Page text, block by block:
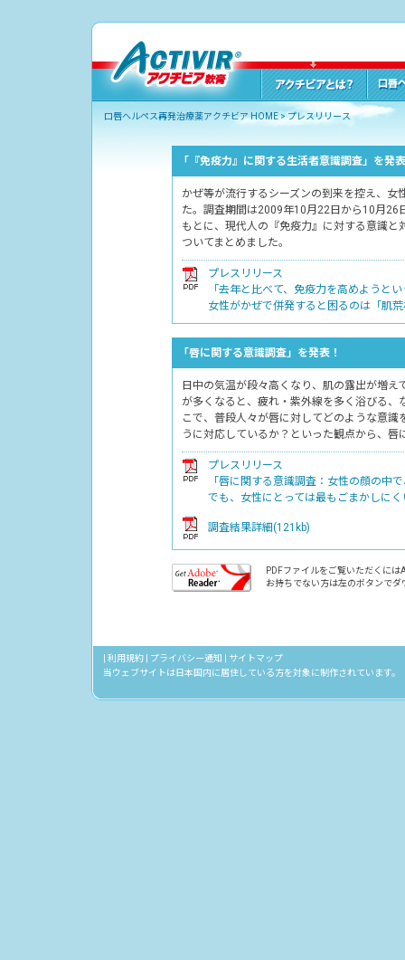
口唇ヘルペス再発治療薬アクチビア HOME>プレスリリース
「『免疫力』に関する生活者意識調査」を発
かぜ等が流行するシーズンの到来を控え、
た。調査期間は2009年10月22日から10月26
もとに、現代人の『免疫力』に対する意識
ついてまとめました。
プレスリリース
「去年と比べて、免疫力を高めよう
女性がかぜで併発すると困るのは「肌
「唇に関する意識調査」を発表！
日中の気温が段々高くなり、肌の露出が増
が多くなると、疲れ・紫外線を多く浴びる
こで、普段人々が唇に対してどのような意
うに対応しているか？といった観点から、
プレスリリース
「唇に関する意識調査：女性の顔の
でも、女性にとっては最もごまかしに
調査結果詳細(121kb)
PDFファイルをご覧いただくに
お持ちでない方は左のボタンで
利用規約| プライバシー通知
サイトマップ
当ウェブサイトは日本国内に居住している方を対象に制作されています。